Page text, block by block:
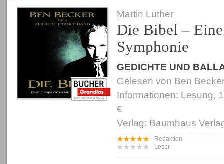
Martin Luther
Die Bibel –
Symphonie
GEDICHTE UND
Gelesen von Ben
Informationen: Lesung,
€
Verlag: Baumhaus
Redaktion
Leser